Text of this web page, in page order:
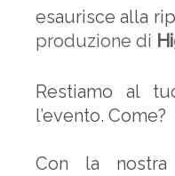
esaurisce alla
produzione di
Restiamo al
l’evento. Come?
Con la nostra